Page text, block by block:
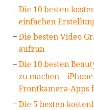
Die 10 besten
einfachen
Die besten Video
aufzun
Die 10 besten
zu machen –
Frontkamera-Apps
Die 5 besten